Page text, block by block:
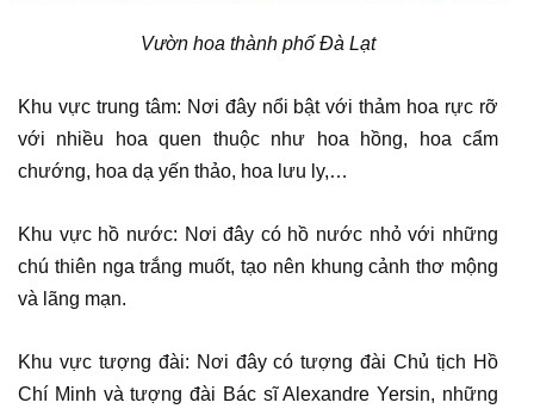
Vườn hoa thành phố Đà Lạt
Khu vực trung tâm: Nơi đây nổi bật với thảm hoa rực rỡ
với nhiều hoa quen thuộc như hoa hồng, hoa cẩm
chướng, hoa dạ yến thảo, hoa lưu ly,…
Khu vực hồ nước: Nơi đây có hồ nước nhỏ với những
chú thiên nga trắng muốt, tạo nên khung cảnh thơ mộng
và lãng mạn.
Khu vực tượng đài: Nơi đây có tượng đài Chủ tịch Hồ
Chí Minh và tượng đài Bác sĩ Alexandre Yersin, những